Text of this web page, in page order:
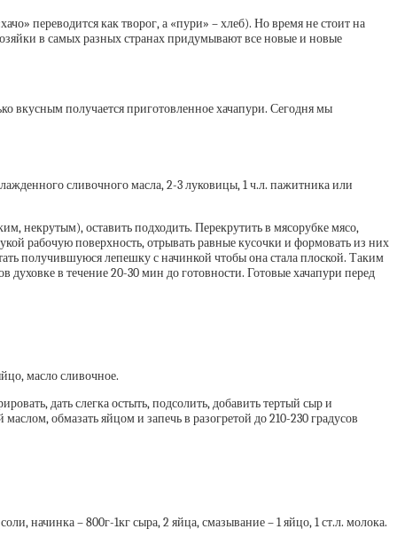
переводится как творог, а «пури» – хлеб). Но время не стоит на
в самых разных странах придумывают все новые и новые
вкусным получается приготовленное хачапури. Сегодня мы
сливочного масла, 2-3 луковицы, 1 ч.л. пажитника или
некрутым), оставить подходить. Перекрутить в мясорубке мясо,
рабочую поверхность, отрывать равные кусочки и формовать из них
получившуюся лепешку с начинкой чтобы она стала плоской. Таким
духовке в течение 20-30 мин до готовности. Готовые хачапури перед
масло сливочное.
дать слегка остыть, подсолить, добавить тертый сыр и
обмазать яйцом и запечь в разогретой до 210-230 градусов
начинка – 800г-1кг сыра, 2 яйца, смазывание – 1 яйцо, 1 ст.л. молока.